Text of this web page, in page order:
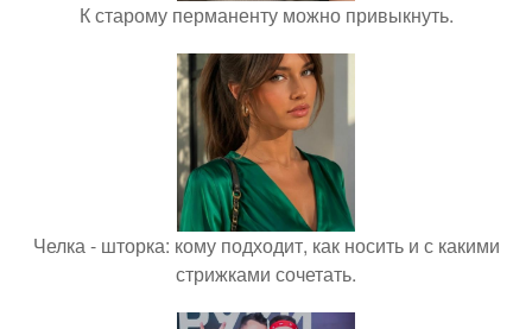
К старому перманенту можно привыкнуть.
Челка - шторка: кому подходит, как носить и с какими
стрижками сочетать.